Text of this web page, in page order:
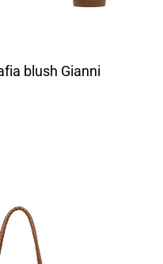
blush Gianni